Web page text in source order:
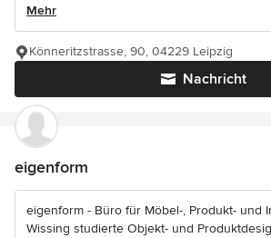
Mehr
Nachricht
Könneritzstrasse, 90, 04229 Leipzig
eigenform
eigenform - Büro für Möbel-, Produkt- und
Wissing studierte Objekt- und